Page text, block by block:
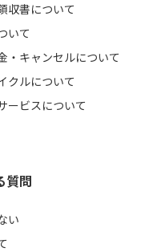
収書について
いて
・キャンセルについて
クルについて
ービスについて
質問
い